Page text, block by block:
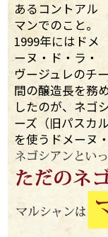
あるコントアル
マンでのこと。
1999年にはドメ
ーヌ・ド・ラ・
ヴージュレのチ
間の醸造長を務
したのが、ネゴ
ーズ（旧パスカ
を使うドメーヌ